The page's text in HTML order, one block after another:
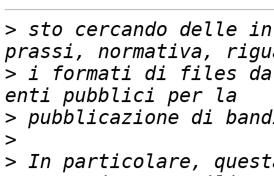
> sto cercando delle
> i formati di files da
>
>
> In particolare,